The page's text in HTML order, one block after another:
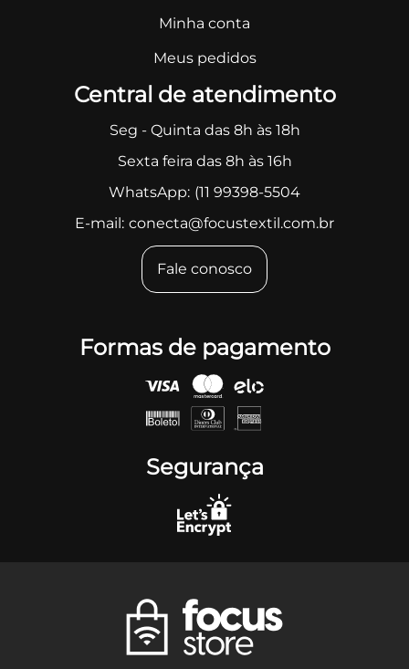
Minha conta
Meus pedidos
Central de atendimento
Seg - Quinta das 8h às 18h
Sexta feira das 8h às 16h
WhatsApp: (11 99398-5504
E-mail: conecta@focustextil.com.br
Fale conosco
Formas de pagamento
Segurança